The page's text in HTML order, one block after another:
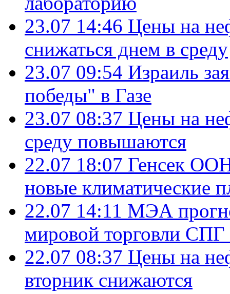
23.07 14:46 Цены на
снижаться днем в среду
23.07 09:54 Израиль
победы" в Газе
23.07 08:37 Цены на
среду повышаются
22.07 18:07 Генсек ООН
новые климатические
22.07 14:11 МЭА
мировой торговли СПГ
22.07 08:37 Цены на
вторник снижаются